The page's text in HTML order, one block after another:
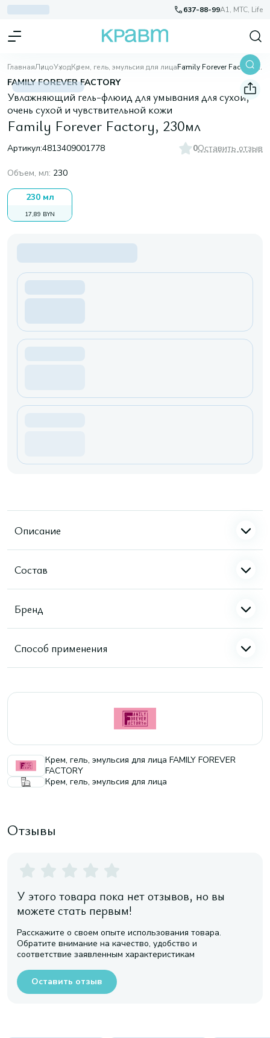
637-88-99A1, МТС, Life
ГлавнаяЛицоУходКрем, гель, эмульсия для лица Family Forever Factory, 230мл
FAMILY FOREVER FACTORY
Увлажняющий гель-флюид для умывания для сухой,
очень сухой и чувствительной кожи
Family Forever Factory, 230мл
Артикул:4813409001778 0Оставить отзыв
Объем, мл: 230
230 мл
17,89 BYN
Описание
Состав
Бренд
Способ применения
Крем, гель, эмульсия для лица FAMILY FOREVER
FACTORY
Крем, гель, эмульсия для лица
Отзывы
У этого товара пока нет отзывов, но вы
можете стать первым!
Расскажите о своем опыте использования товара.
Обратите внимание на качество, удобство и
соответствие заявленным характеристикам
Оставить отзыв